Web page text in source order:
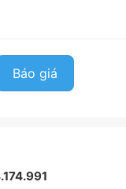
với giá 220.000₫,
Báo giá